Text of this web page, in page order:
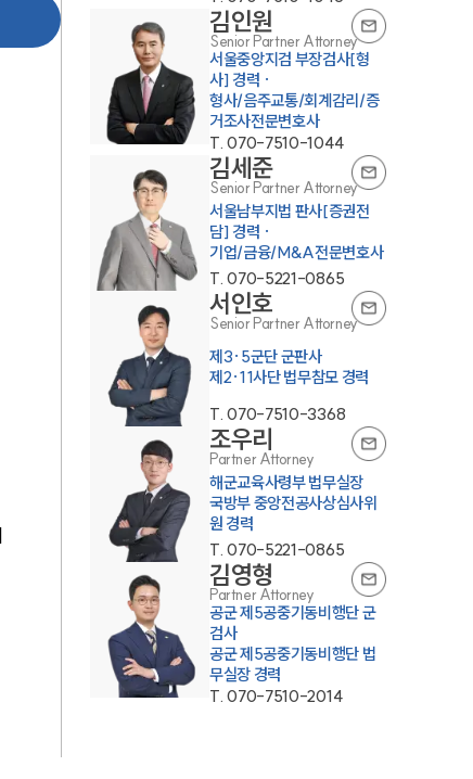
김인원
Senior Partner Attorney
서울중앙지검 부장검사[형
사] 경력 ·
형사/음주교통/회계감리/증
거조사전문변호사
T.070-7510-1044
김세준
Senior Partner Attorney
서울남부지법 판사[증권전
담] 경력 ·
기업/금융/M&A전문변호사
T.070-5221-0865
서인호
Senior Partner Attorney
제3·5군단 군판사
제2·11사단 법무참모 경력
T.070-7510-3368
조우리
Partner Attorney
해군교육사령부 법무실장
국방부 중앙전공사상심사위
원 경력
T.070-5221-0865
김영형
Partner Attorney
공군 제5공중기동비행단 군
검사
공군 제5공중기동비행단 법
무실장 경력
T.070-7510-2014